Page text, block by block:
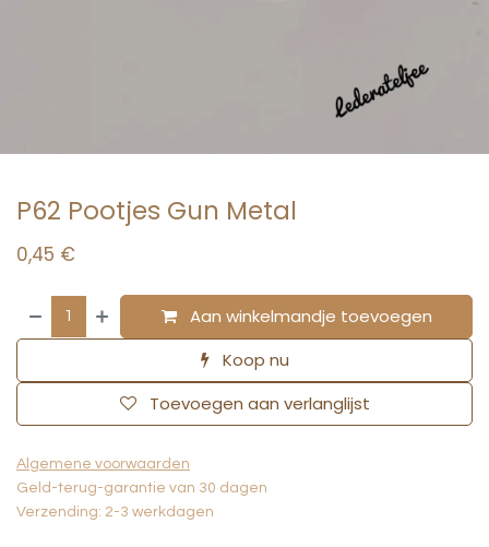
P62 Pootjes Gun Metal
0,45 €
Aan winkelmandje toevoegen
Koop nu
Toevoegen aan verlanglijst
Algemene voorwaarden
Geld-terug-garantie van 30 dagen
Verzending: 2-3 werkdagen